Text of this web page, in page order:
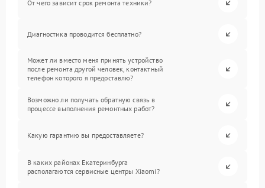
От чего зависит срок ремонта техники?
Диагностика проводится бесплатно?
Может ли вместо меня принять устройство
после ремонта другой человек, контактный
телефон которого я предоставлю?
Возможно ли получать обратную связь в
процессе выполнения ремонтных работ?
Какую гарантию вы предоставляете?
В каких районах Екатеринбурга
располагаются сервисные центры Xiaomi?